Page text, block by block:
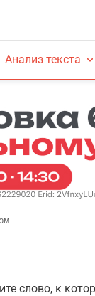
Анализ текста
слово, к